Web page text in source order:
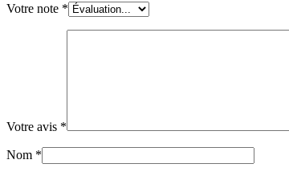
Votre note *
Votre avis *
Nom *